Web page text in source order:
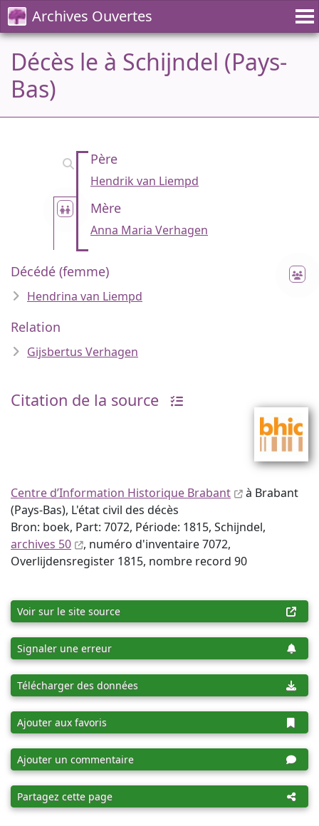
Archives Ouvertes
Décès le à Schijndel (Pays-
Bas)
Père
Hendrik van Liempd
Mère
Anna Maria Verhagen
Décédé (femme)
Hendrina van Liempd
Relation
Gijsbertus Verhagen
Citation de la source
Centre d’Information Historique Brabant
à Brabant
(Pays-Bas), L'état civil des décès
Bron: boek, Part: 7072, Période: 1815, Schijndel,
archives 50
, numéro d'inventaire 7072,
Overlijdensregister 1815, nombre record 90
Voir sur le site source
Signaler une erreur
Télécharger des données
Ajouter aux favoris
Ajouter un commentaire
Partagez cette page